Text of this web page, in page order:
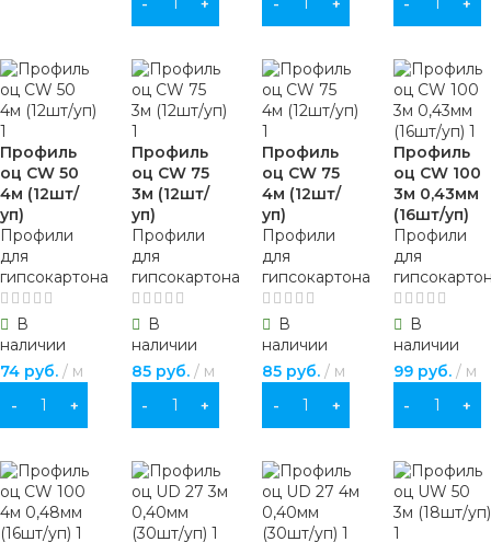
Профиль
оц CW 50
4м (12шт/
уп)
Профили
для
гипсокартона
В
наличии
74 руб. м
В КОРЗИНУ
Профиль
оц CW 75
3м (12шт/
уп)
Профили
для
гипсокартона
В
наличии
85руб. м
В КОРЗИНУ
Профиль
оц CW 75
4м (12шт/
уп)
Профили
для
гипсокартона
В
наличии
85 руб. м
В КОРЗИНУ
Профиль
оц CW 100
3м 0,43мм
(16шт/уп)
Профили
для
В
наличии
99руб. м
В КОРЗИНУ